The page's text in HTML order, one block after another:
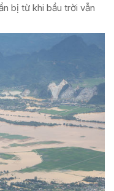
bị từ khi bầu trời vẫn